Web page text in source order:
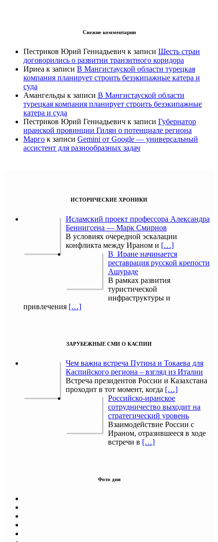
Свежие комментарии
Пестриков Юрий Геннадьевич к записи Шесть стран
договорились о развитии транзитного коридора
Ириеа к записи В Мангистауской области турецкая
компания планирует строить безэкипажные катера и
суда
Амангельды к записи В Мангистауской области
турецкая компания планирует строить безэкипажные
катера и суда
Пестриков Юрий Геннадьевич к записи Губернатор
иранской провинции Гилян о потенциале региона
Марго к записи Gemini от Google — универсальный
ассистент для разнообразных задач
ИСТОРИЧЕСКИЕ ХРОНИКИ
Исламский проект профессора Александра
Беннигсена — Марк Смирнов
В условиях очередной эскалации
конфликта между Ираном и […]
В Иране начинается
реставрация русской крепости
Ашураде
В рамках развития
туристической
инфраструктуры и
привлечения […]
ЗАРУБЕЖНЫЕ СМИ О КАСПИИ
Чем важна встреча Путина и Токаева для
Каспийского региона – взгляд из Италии
Встреча президентов России и Казахстана
проходит в тот момент, когда […]
Российско-иранское
сотрудничество выходит на
стратегический уровень
Взаимодействие России с
Ираном, отразившееся в ходе
встречи в […]
Фото дня